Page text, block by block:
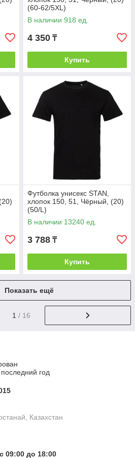
(60-62/5XL)
В наличии 918 ед.
4 350 ₸
Купить
Футболка унисекс STAN,
хлопок 150, 51, Чёрный, (20)
(50/L)
В наличии 13240 ед.
3 788 ₸
Купить
Показать ещё
1 / 16
год
Казахстан
09:00 до 18:00